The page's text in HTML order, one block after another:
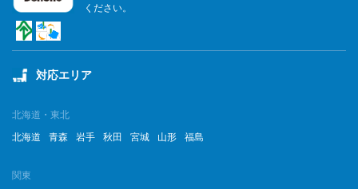
ください。
対応エリア
北海道・東北
北海道
青森 岩手 秋田 宮城 山形 福島
関東